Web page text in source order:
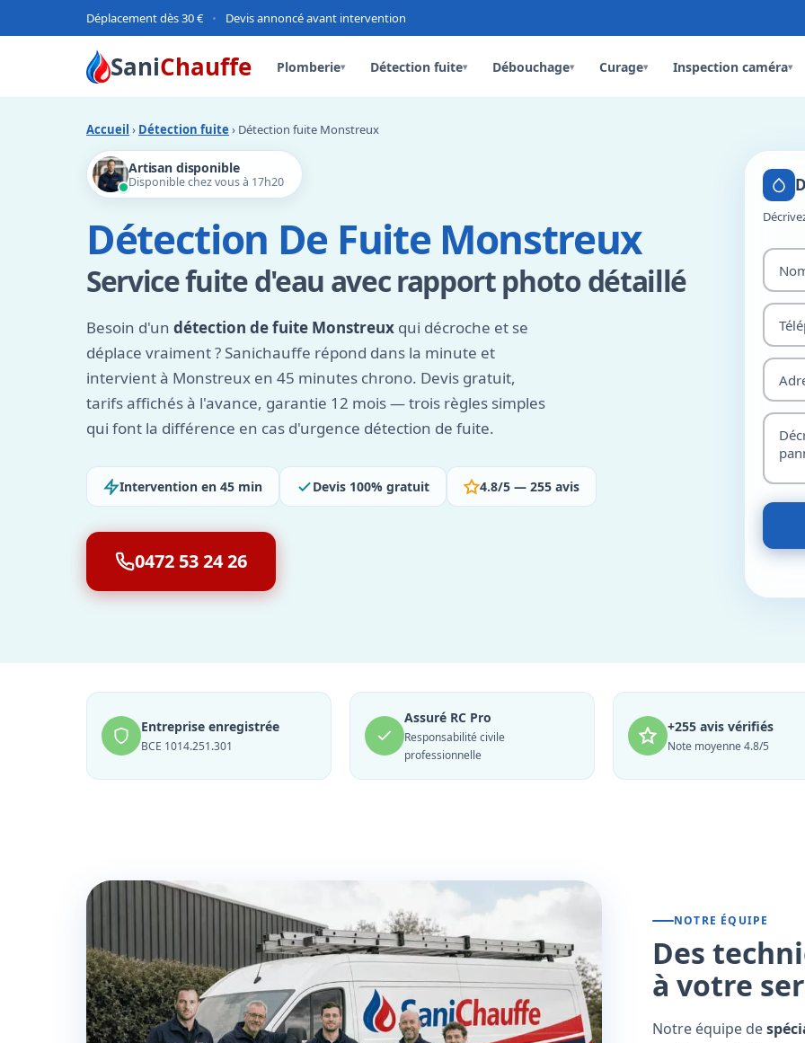
Déplacement dès 30 € • Devis annoncé avant intervention
SaniChauffe Plomberie▾ Détection fuite▾ Débouchage▾ Curage▾ Inspection caméra▾
Accueil › Détection fuite › Détection fuite Monstreux
Artisan disponible
Disponible chez vous à 17h20
Détection De Fuite Monstreux
Service fuite d'eau avec rapport photo détaillé
Besoin d'un détection de fuite Monstreux qui décroche et se
déplace vraiment ? Sanichauffe répond dans la minute et
intervient à Monstreux en 45 minutes chrono. Devis gratuit,
tarifs affichés à l'avance, garantie 12 mois — trois règles simples
qui font la différence en cas d'urgence détection de fuite.
Intervention en 45 min Devis 100% gratuit 4.8/5 — 255 avis
0472 53 24 26
Entreprise enregistrée
BCE 1014.251.301
Assuré RC Pro
Responsabilité civile
professionnelle
+255 avis vérifiés
Note moyenne 4.8/5
NOTRE ÉQUIPE
Des
à votre
Notre équipe de